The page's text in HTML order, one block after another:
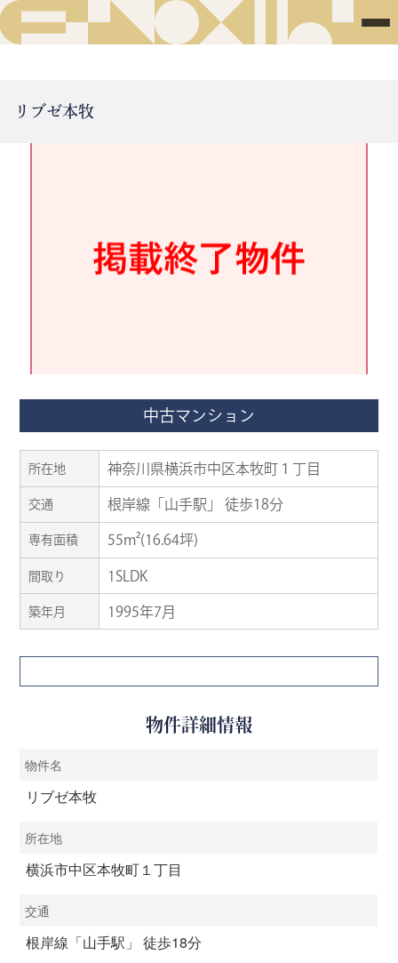
リブゼ本牧
中古マンション
所在地 神奈川県横浜市中区本牧町１丁目
交通 根岸線「山手駅」 徒歩18分
専有面積 55m²(16.64坪)
間取り 1SLDK
築年月 1995年7月
物件詳細情報
物件名
リブゼ本牧
所在地
横浜市中区本牧町１丁目
交通
根岸線「山手駅」 徒歩18分